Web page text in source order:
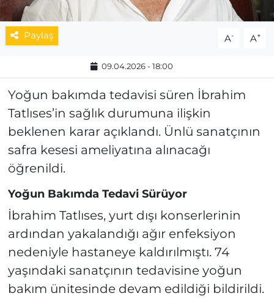
Paylaş A- A+
09.04.2026 - 18:00
Yoğun bakımda tedavisi süren İbrahim
Tatlıses’in sağlık durumuna ilişkin
beklenen karar açıklandı. Ünlü sanatçının
safra kesesi ameliyatına alınacağı
öğrenildi.
Yoğun Bakımda Tedavi Sürüyor
İbrahim Tatlıses, yurt dışı konserlerinin
ardından yakalandığı ağır enfeksiyon
nedeniyle hastaneye kaldırılmıştı. 74
yaşındaki sanatçının tedavisine yoğun
bakım ünitesinde devam edildiği bildirildi.